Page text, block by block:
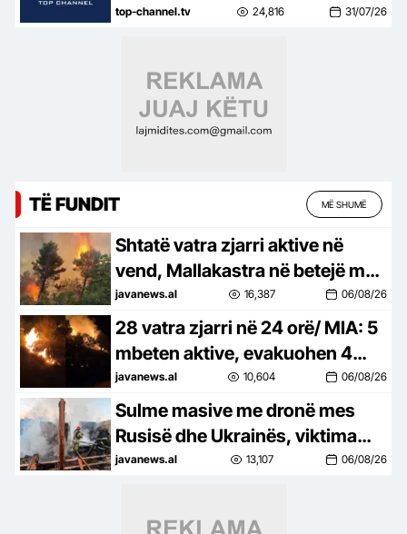
një situatë të vështirë rreziku:
top-channel.tv 24,816 31/07/26
TË FUNDIT MË SHUMË
Shtatë vatra zjarri aktive në
vend, Mallakastra në betejë më
flakët, zjarri vijon të përhapet
javanews.al 16,387 06/08/26
28 vatra zjarri në 24 orë/ MIA: 5
mbeten aktive, evakuohen 4
familje në Mallakastër
javanews.al 10,604 06/08/26
Sulme masive me dronë mes
Rusisë dhe Ukrainës, viktima
dhe dëme
javanews.al 13,107 06/08/26